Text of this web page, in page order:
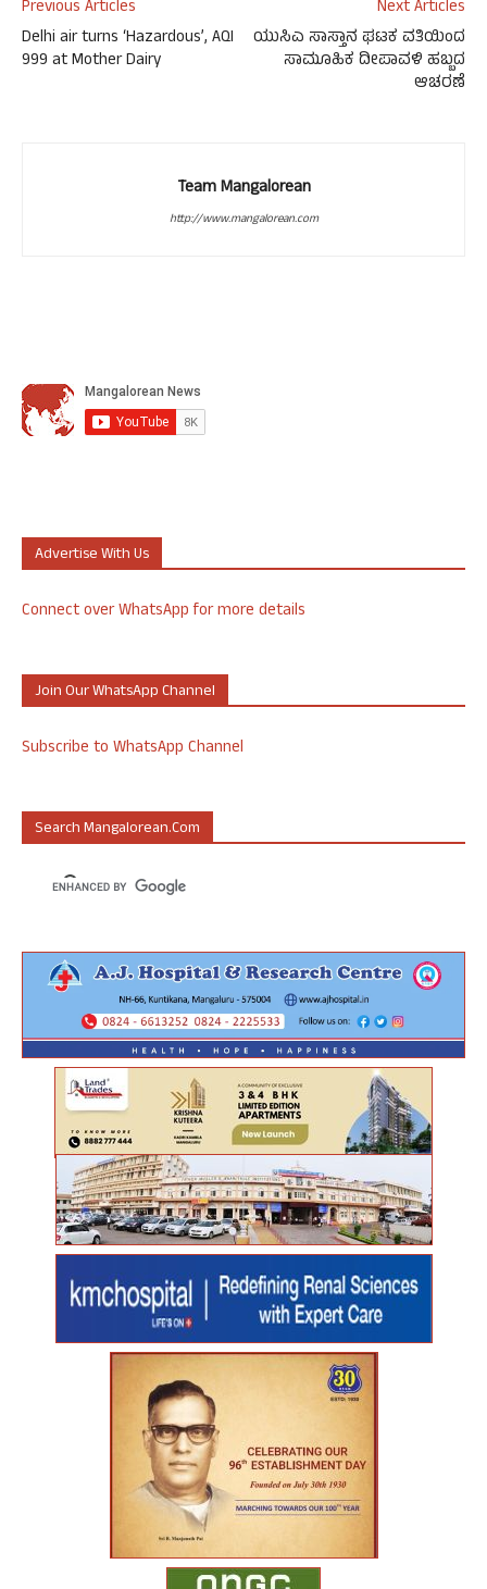
Previous Articles
Delhi air turns ‘Hazardous’, AQI
999 at Mother Dairy
Next Articles
ಯುಸಿಎ ಸಾಸ್ತಾನ ಘಟಕ ವತಿಯಿಂದ
ಸಾಮೂಹಿಕ ದೀಪಾವಳಿ ಹಬ್ಬದ
ಆಚರಣೆ
Team Mangalorean
http://www.mangalorean.com
Advertise With Us
Connect over WhatsApp for more details
Join Our WhatsApp Channel
Subscribe to WhatsApp Channel
Search Mangalorean.com